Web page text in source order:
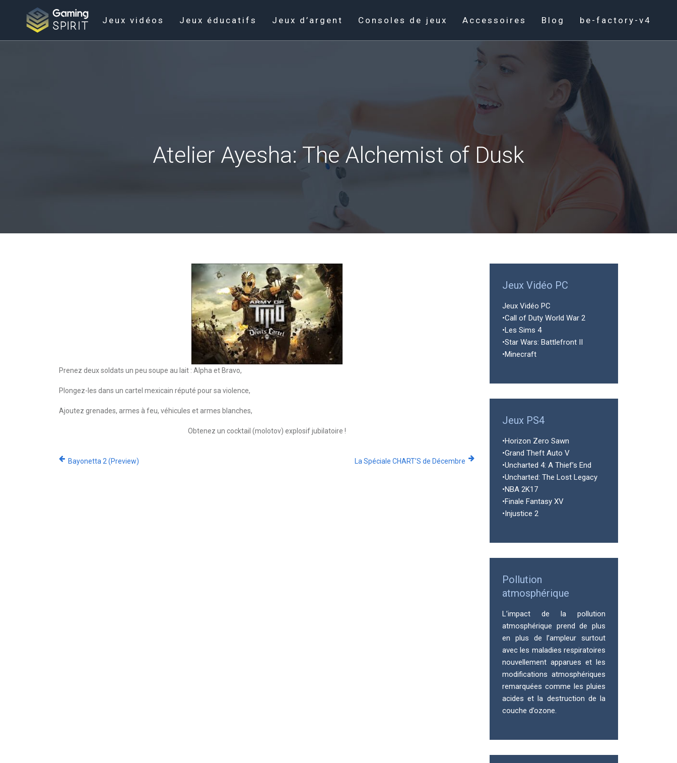
Jeux vidéos Jeux éducatifs Jeux d’argent Consoles de jeux Accessoires Blog be-factory-v4
Atelier Ayesha: The Alchemist of Dusk
Prenez deux soldats un peu soupe au lait : Alpha et Bravo,
Plongez-les dans un cartel mexicain réputé pour sa violence,
Ajoutez grenades, armes à feu, véhicules et armes blanches,
Obtenez un cocktail (molotov) explosif jubilatoire !
Bayonetta 2 (Preview) La Spéciale CHART’S de Décembre
Jeux Vidéo PC
Jeux Vidéo PC
•Call of Duty World War 2
•Les Sims 4
•Star Wars: Battlefront II
•Minecraft
Jeux PS4
•Horizon Zero Sawn
•Grand Theft Auto V
•Uncharted 4: A Thief’s End
•Uncharted: The Lost Legacy
•NBA 2K17
•Finale Fantasy XV
•Injustice 2
Pollution
atmosphérique
L’impact de la pollution
atmosphérique prend de plus
en plus de l’ampleur surtout
avec les maladies respiratoires
nouvellement apparues et les
modifications atmosphériques
remarquées comme les pluies
acides et la destruction de la
couche d’ozone.